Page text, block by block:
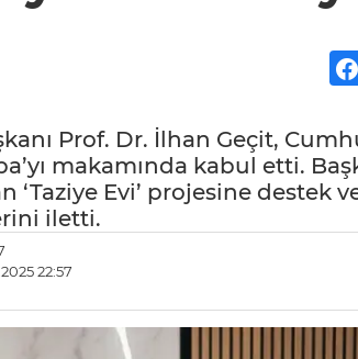
Prof. Dr. İlhan Geçit,
makamında kabul etti.
‘Taziye Evi’ projesine destek
iletti.
22:57